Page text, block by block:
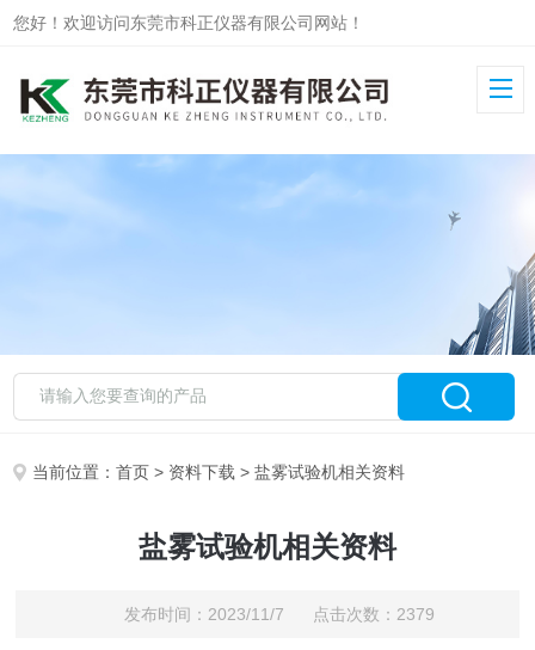
您好！欢迎访问东莞市科正仪器有限公司网站！
当前位置：首页 > 资料下载 > 盐雾试验机相关资料
盐雾试验机相关资料
发布时间：2023/11/7 点击次数：2379